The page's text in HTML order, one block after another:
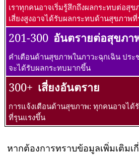
เราทุกคนอาจเริ่มรู้สึกถึงผลกระทบต่อสุ
เสี่ยงสูงอาจได้รับผลกระทบด้านสุขภาพ
201-300 อันตรายต่อสุขภา
คำเตือนด้านสุขภาพในภาวะฉุกเฉิน ปร
จะได้รับผลกระทบมากขึ้น
300+ เสี่ยงอันตราย
การแจ้งเตือนด้านสุขภาพ: ทุกคนอาจไ
ที่รุนแรงขึ้น
หากต้องการทราบข้อมูลเพิ่มเติม